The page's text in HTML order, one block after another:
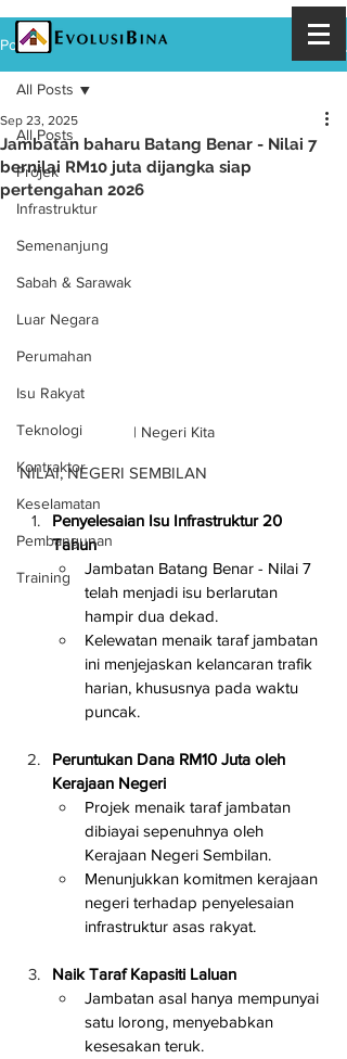
Post
All Posts
Projek
Infrastruktur
Semenanjung
Sabah & Sarawak
Luar Negara
Perumahan
Isu Rakyat
Teknologi
Kontraktor
Keselamatan
Pembangunan
Training
All Posts
Jambatan baharu Batang Benar - Nilai 7
bernilai RM10 juta dijangka siap
pertengahan 2026
Sep 23, 2025
| Negeri Kita
NILAI, NEGERI SEMBILAN
Penyelesaian Isu Infrastruktur 20
Tahun
Jambatan Batang Benar - Nilai 7
telah menjadi isu berlarutan
hampir dua dekad.
Kelewatan menaik taraf jambatan
ini menjejaskan kelancaran trafik
harian, khususnya pada waktu
puncak.
Peruntukan Dana RM10 Juta oleh
Kerajaan Negeri
Projek menaik taraf jambatan
dibiayai sepenuhnya oleh
Kerajaan Negeri Sembilan.
Menunjukkan komitmen kerajaan
negeri terhadap penyelesaian
infrastruktur asas rakyat.
Naik Taraf Kapasiti Laluan
Jambatan asal hanya mempunyai
satu lorong, menyebabkan
kesesakan teruk.